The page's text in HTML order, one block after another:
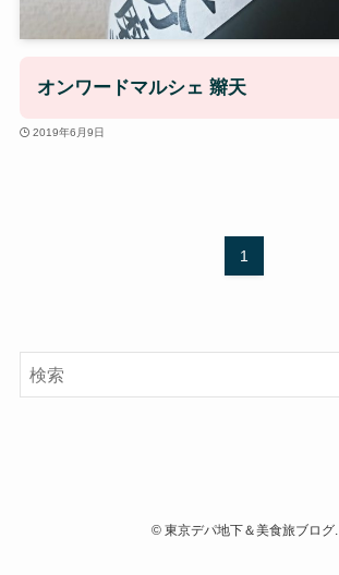
オンワードマルシェ 辮天
2019年6月9日
1
©東京デパ地下＆美食旅ブログ.